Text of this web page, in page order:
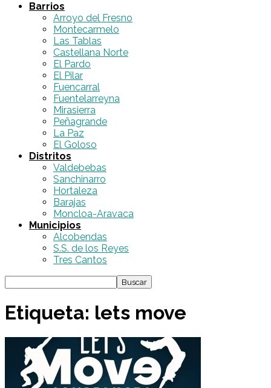
Barrios
Arroyo del Fresno
Montecarmelo
Las Tablas
Castellana Norte
El Pardo
El Pilar
Fuencarral
Fuentelarreyna
Mirasierra
Peñagrande
La Paz
El Goloso
Distritos
Valdebebas
Sanchinarro
Hortaleza
Barajas
Moncloa-Aravaca
Municipios
Alcobendas
S.S. de los Reyes
Tres Cantos
Etiqueta: lets move